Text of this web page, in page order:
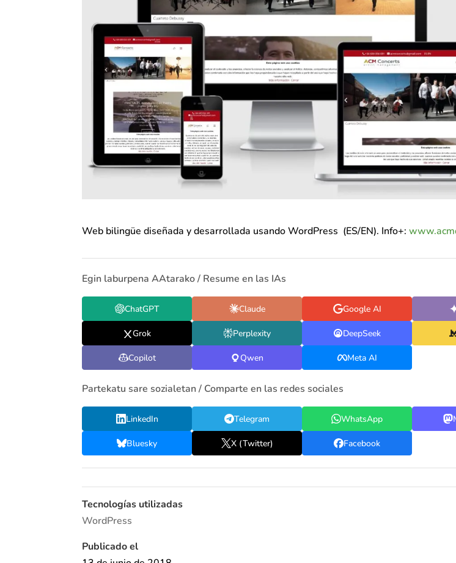
Web bilingüe diseñada y desarrollada usando WordPress (ES/EN). Info+:
Egin laburpena AAtarako / Resume en las IAs
ChatGPT Claude Google AI
Grok Perplexity DeepSeek
Copilot Qwen Meta AI
Partekatu sare sozialetan / Comparte en las redes sociales
LinkedIn Telegram WhatsApp
Bluesky X (Twitter) Facebook
Tecnologías utilizadas
WordPress
Publicado el